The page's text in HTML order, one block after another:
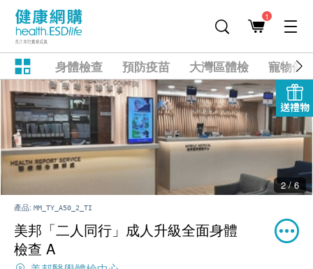
1
身體檢查 預防疫苗 大灣區體檢 寵物健
送禮物
2 / 6
產品: MM_TY_A50_2_TI
美邦「二人同行」成人升級全面身體
檢查 A